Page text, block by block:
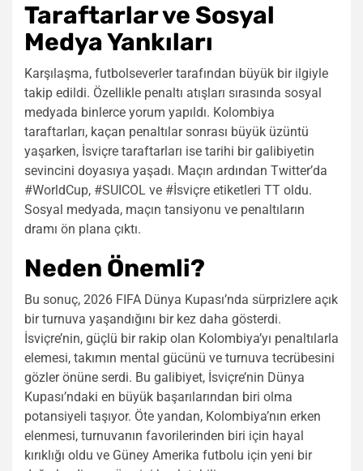
Taraftarlar ve Sosyal
Medya Yankıları
Karşılaşma, futbolseverler tarafından büyük bir ilgiyle
takip edildi. Özellikle penaltı atışları sırasında sosyal
medyada binlerce yorum yapıldı. Kolombiya
taraftarları, kaçan penaltılar sonrası büyük üzüntü
yaşarken, İsviçre taraftarları ise tarihi bir galibiyetin
sevincini doyasıya yaşadı. Maçın ardından Twitter’da
#WorldCup, #SUICOL ve #İsviçre etiketleri TT oldu.
Sosyal medyada, maçın tansiyonu ve penaltıların
dramı ön plana çıktı.
Neden Önemli?
Bu sonuç, 2026 FIFA Dünya Kupası’nda sürprizlere açık
bir turnuva yaşandığını bir kez daha gösterdi.
İsviçre’nin, güçlü bir rakip olan Kolombiya’yı penaltılarla
elemesi, takımın mental gücünü ve turnuva tecrübesini
gözler önüne serdi. Bu galibiyet, İsviçre’nin Dünya
Kupası’ndaki en büyük başarılarından biri olma
potansiyeli taşıyor. Öte yandan, Kolombiya’nın erken
elenmesi, turnuvanın favorilerinden biri için hayal
kırıklığı oldu ve Güney Amerika futbolu için yeni bir